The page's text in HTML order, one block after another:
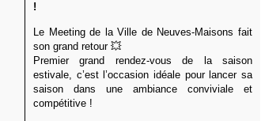
!
Le Meeting de la Ville de Neuves-Maisons fait
son grand retour 💥
Premier grand rendez-vous de la saison
estivale, c’est l’occasion idéale pour lancer sa
saison dans une ambiance conviviale et
compétitive !